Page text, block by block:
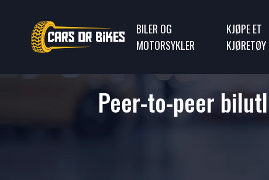
BILER OG
MOTORSYKLER
KJØPE ET
KJØRETØY
Peer-to-peer